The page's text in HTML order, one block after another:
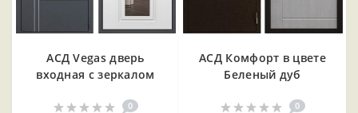
АСД Vegas дверь
входная с зеркалом
0
АСД Комфорт в цвете
Беленый дуб
0